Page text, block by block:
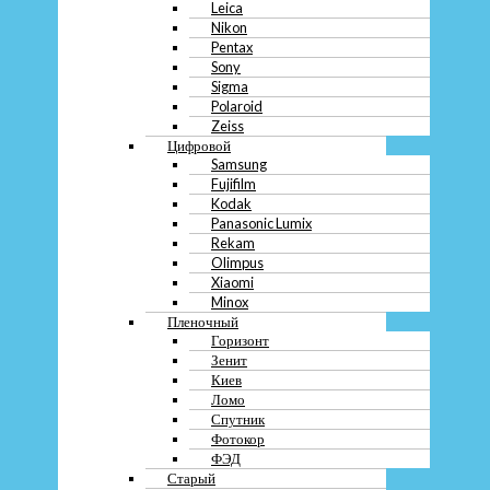
Leica
Nikon
Pentax
Sony
Sigma
Polaroid
Zeiss
Цифровой
Samsung
Fujifilm
Kodak
Panasonic Lumix
Rekam
Olimpus
Xiaomi
Minox
Пленочный
Горизонт
Зенит
Киев
Ломо
Спутник
Фотокор
ФЭД
Старый
О компании
Контакты
Вакансии
Преимущества
Перечень услуг
Перечень услуг
Кредит